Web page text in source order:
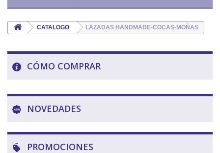
CATALOGO LAZADAS HANDMADE-COCAS-MOÑAS
CÓMO COMPRAR
NOVEDADES
PROMOCIONES